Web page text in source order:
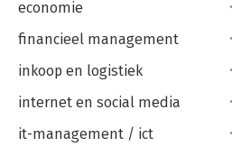
economie
financieel management
inkoop en logistiek
internet en social media
it-management / ict